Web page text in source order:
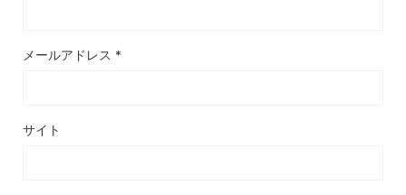
メールアドレス *
サイト